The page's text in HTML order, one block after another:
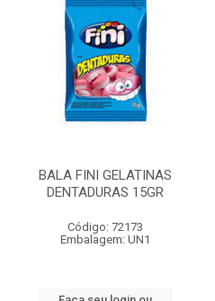
BALA FINI GELATINAS
DENTADURAS 15GR
Código: 72173
Embalagem: UN1